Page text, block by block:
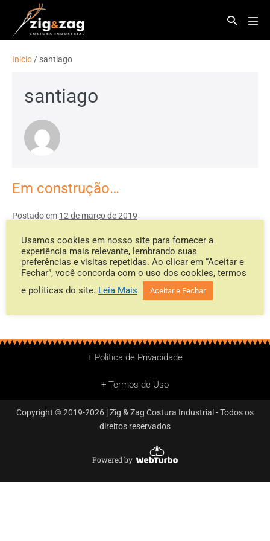
Inicio / santiago
santiago
Em construção…
Postado em 12 de março de 2019
Em construção…
Leia mais
+ Política de Privacidade
+ Termos de Uso
Copyright © 2019-2026 | Zig & Zag Costura Industrial - Todos os
direitos reservados
Powered by
Usamos cookies em nosso site para fornecer a
experiência mais relevante, lembrando suas
preferências e visitas repetidas. Ao clicar em “Aceitar e
Fechar”, você concorda com o uso dos cookies, termos
e políticas do site. Leia Mais Aceitar e Fechar